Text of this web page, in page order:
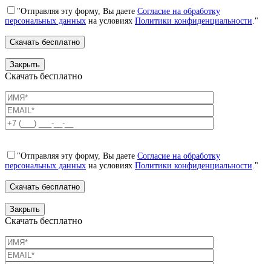
"Отправляя эту форму, Вы даете Согласие на обработку
персональных данных на условиях Политики конфиденциальности."
Закрыть
Скачать бесплатно
"Отправляя эту форму, Вы даете Согласие на обработку
персональных данных на условиях Политики конфиденциальности."
Закрыть
Скачать бесплатно